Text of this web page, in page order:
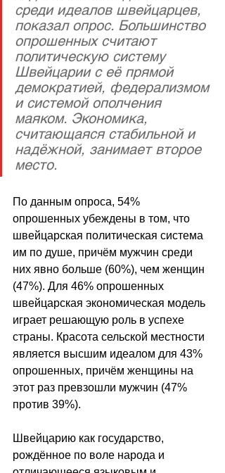
среди идеалов швейцарцев,
показал опрос. Большинство
опрошенных считают
политическую систему
Швейцарии с её прямой
демократией, федерализмом
и системой ополчения
маяком. Экономика,
считающаяся стабильной и
надёжной, занимает второе
место.
По данным опроса, 54%
опрошенных убеждены в том, что
швейцарская политическая система
им по душе, причём мужчин среди
них явно больше (60%), чем женщин
(47%). Для 46% опрошенных
швейцарская экономическая модель
играет решающую роль в успехе
страны. Красота сельской местности
является высшим идеалом для 43%
опрошенных, причём женщины на
этот раз превзошли мужчин (47%
против 39%).
Швейцарию как государство,
рождённое по воле народа и